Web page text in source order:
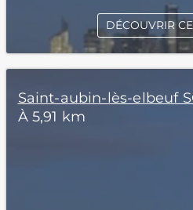
DÉCOUVRIR
Saint-aubin-lès-elbeuf
À 5,91 km